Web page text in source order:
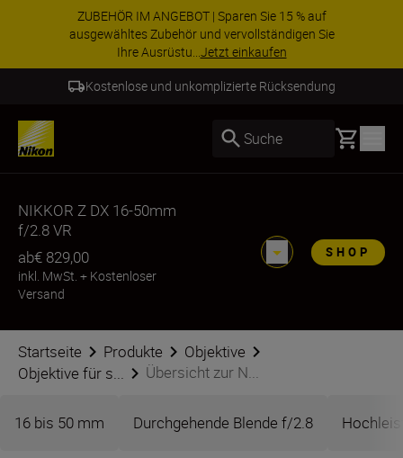
ZUBEHÖR IM ANGEBOT | Sparen Sie 15 % auf
ausgewähltes Zubehör und vervollständigen Sie
Ihre Ausrüstu...Jetzt einkaufen
Kostenlose und unkomplizierte Rücksendung
Suche Basket
NIKKOR Z DX 16-50mm
f/2.8 VR
ab€ 829,00
inkl. MwSt. + Kostenloser
Versand
SHOP
Startseite Produkte
Objektive
Objektive für s...
Übersicht zur N...
16 bis 50 mm Durchgehende Blende f/2.8